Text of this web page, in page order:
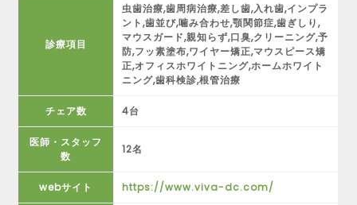
診療項目
虫歯治療,歯周病治療,差し歯,入れ歯,インプラ
ント,歯並び,噛み合わせ,顎関節症,歯ぎしり,
マウスガード,親知らず,口臭,クリーニング,予
防,フッ素塗布,ワイヤー矯正,マウスピース矯
正,オフィスホワイトニング,ホームホワイト
ニング,歯科検診,根管治療
チェア数 4台
医師・スタッフ
数
12名
webサイト https://www.viva-dc.com/